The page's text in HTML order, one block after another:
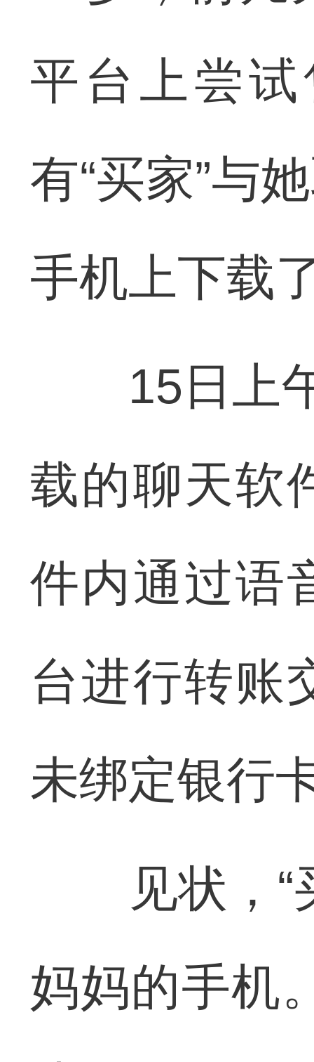
平台上尝
有“买家”与
手机上下载
15日上午
载的聊天软
件内通过语
台进行转账
未绑定银行
见状，“买
妈妈的手机